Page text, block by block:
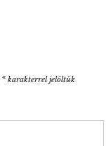
* karakterrel jelöltük